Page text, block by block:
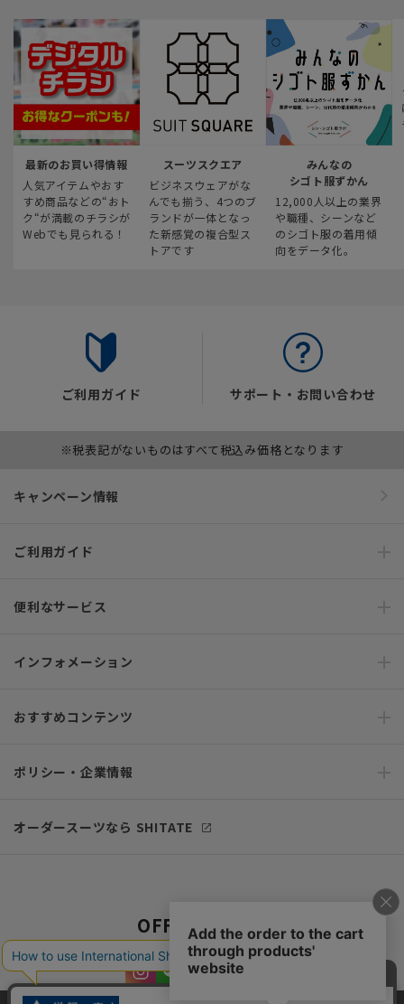
最新のお買い得情報
人気アイテムやおす
すめ商品などの“おト
ク“が満載のチラシが
Webでも見られる！
スーツスクエア
ビジネスウェアがな
んでも揃う、4つのブ
ランドが一体となっ
た新感覚の複合型ス
トアです
みんなの
シゴト服ずかん
12,000人以上の業界
や職種、シーンなど
のシゴト服の着用傾
向をデータ化。
ご利用ガイド サポート・お問い合わせ
※税表記がないものはすべて税込み価格となります
キャンペーン情報
ご利用ガイド
便利なサービス
インフォメーション
おすすめコンテンツ
ポリシー・企業情報
オーダースーツなら SHITATE
OFFICIAL SNS